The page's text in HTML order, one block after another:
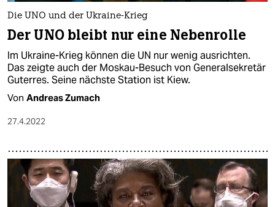
Die UNO und der Ukraine-Krieg
Der UNO bleibt nur eine Nebenrolle
Im Ukraine-Krieg können die UN nur wenig ausrichten.
Das zeigte auch der Moskau-Besuch von Generalsekretär
Guterres. Seine nächste Station ist Kiew.
Von Andreas Zumach
27.4.2022